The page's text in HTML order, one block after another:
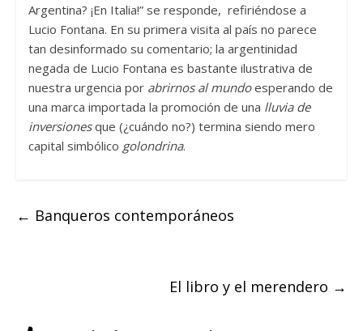
Argentina? ¡En Italia!” se responde, refiriéndose a
Lucio Fontana. En su primera visita al país no parece
tan desinformado su comentario; la argentinidad
negada de Lucio Fontana es bastante ilustrativa de
nuestra urgencia por abrirnos al mundoesperando de
una marca importada la promoción de una lluvia de
inversionesque (¿cuándo no?) termina siendo mero
capital simbólico golondrina.
← Banqueros contemporáneos
El libro y el merendero →